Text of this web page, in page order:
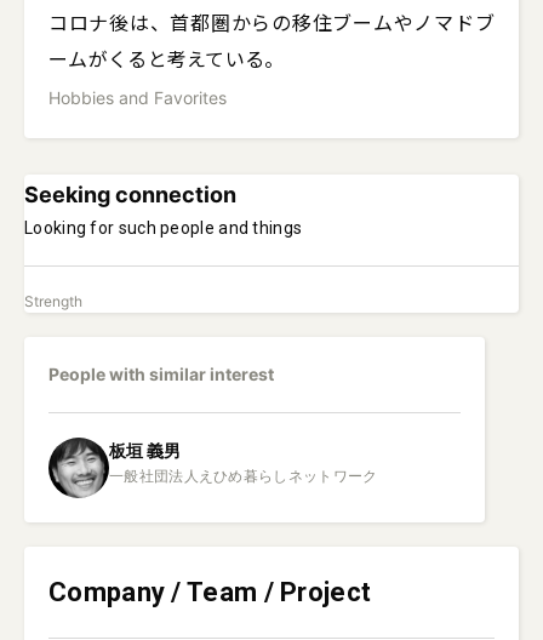
コロナ後は、首都圏からの移住ブームやノマドブ
ームがくると考えている。
Hobbies and Favorites
Seeking connection
Looking for such people and things
Strength
People with similar interest
板垣義男
Company / Team / Project